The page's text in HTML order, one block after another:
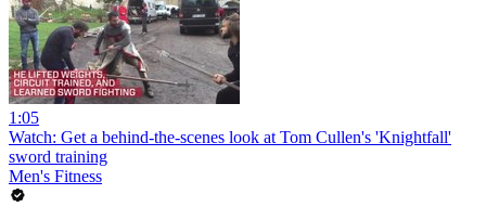
1:05
Watch: Get a behind-the-scenes look at Tom Cullen's 'Knightfall'
sword training
Men's Fitness